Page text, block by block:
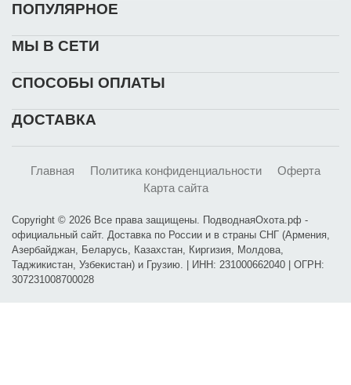
ПОПУЛЯРНОЕ
МЫ В СЕТИ
СПОСОБЫ ОПЛАТЫ
ДОСТАВКА
Главная Политика конфиденциальности
Оферта
Карта сайта
Copyright © 2026 Все права защищены. ПодводнаяОхота.рф -
официальный сайт. Доставка по России и в страны СНГ (Армения,
Азербайджан, Беларусь, Казахстан, Киргизия, Молдова,
Таджикистан, Узбекистан) и Грузию. | ИНН: 231000662040 | ОГРН:
307231008700028